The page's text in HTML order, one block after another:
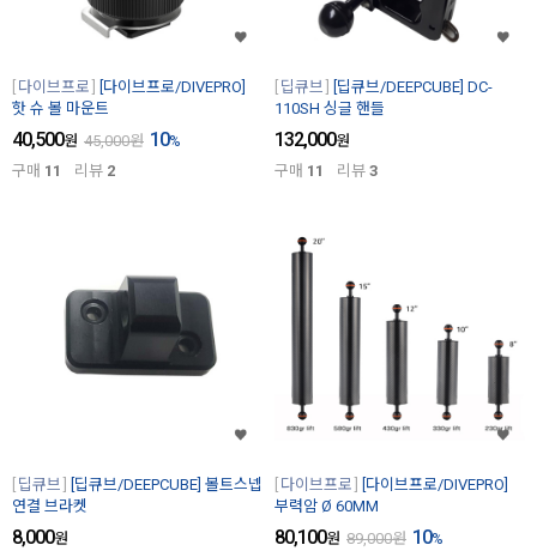
다이브프로
[다이브프로/DIVEPRO]
핫 슈 볼 마운트
40,500원 45,000원 10%
구매 11 리뷰 2
딥큐브
[딥큐브/DEEPCUBE] DC-
110SH 싱글 핸들
132,000원
구매 11 리뷰 3
딥큐브
[딥큐브/DEEPCUBE] 볼트스넵
연결 브라켓
8,000원
다이브프로
[다이브프로/DIVEPRO]
부력암 Ø 60MM
80,100원 89,000원 10%